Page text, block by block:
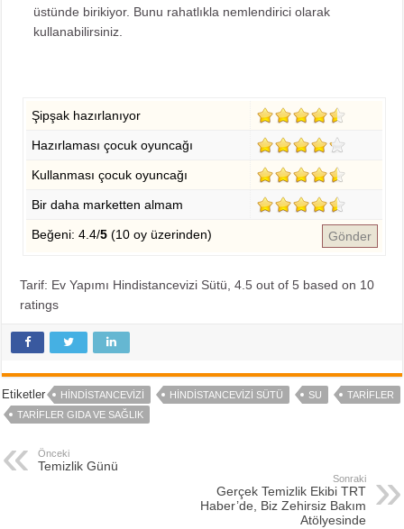
üstünde birikiyor. Bunu rahatlıkla nemlendirici olarak
kullanabilirsiniz.
Şipşak hazırlanıyor
Hazırlaması çocuk oyuncağı
Kullanması çocuk oyuncağı
Bir daha marketten almam
Beğeni: 4.4/5(10 oy üzerinden) Gönder
Tarif: Ev Yapımı Hindistancevizi Sütü ,4.5 out of5 based on 10
ratings
Etiketler HINDISTANCEVIZI HINDISTANCEVIZI SÜTÜ SU
TARIFLER
TARIFLER GIDA VE SAĞLIK
Önceki
Temizlik Günü
Sonraki
Gerçek Temizlik Ekibi TRT
Haber’de, Biz Zehirsiz Bakım
Atölyesinde